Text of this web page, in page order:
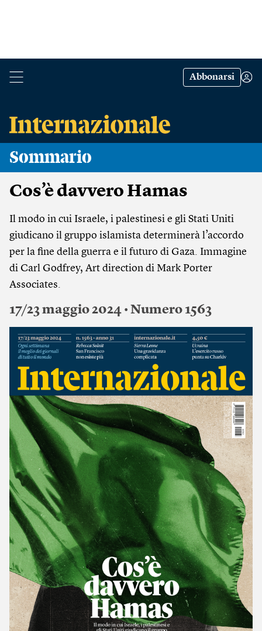
Abbonarsi
Sommario
Cos’è davvero Hamas
Il modo in cui Israele, i palestinesi e gli Stati Uniti
giudicano il gruppo islamista determinerà l’accordo
per la fine della guerra e il futuro di Gaza. Immagine
di Carl Godfrey, Art direction di Mark Porter
Associates.
17/23 maggio 2024 • Numero 1563